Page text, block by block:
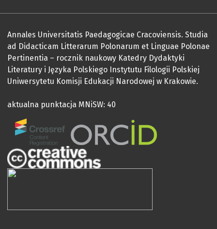
Annales Universitatis Paedagogicae Cracoviensis. Studia
ad Didacticam Litterarum Polonarum et Linguae Polonae
Pertinentia – rocznik naukowy Katedry Dydaktyki
Literatury i Języka Polskiego Instytutu Filologii Polskiej
Uniwersytetu Komisji Edukacji Narodowej w Krakowie.
aktualna punktacja MNiSW: 40